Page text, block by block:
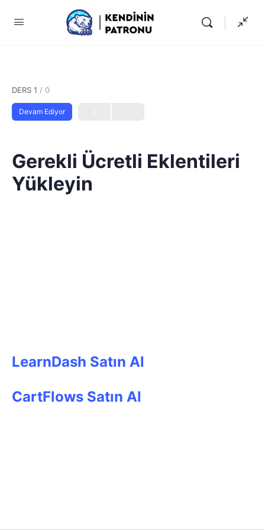
DERS 1 / 0
Devam Ediyor
Gerekli Ücretli Eklentileri
Yükleyin
LearnDash Satın Al
CartFlows Satın Al